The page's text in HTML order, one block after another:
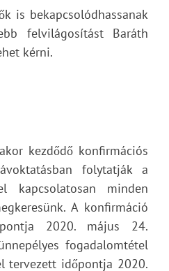
is bekapcsolódhassanak
felvilágosítást Baráth
kérni.
kezdődő konfirmációs
folytatják a
kapcsolatosan minden
A konfirmáció
2020. május 24.
fogadalomtétel
tervezett időpontja 2020.